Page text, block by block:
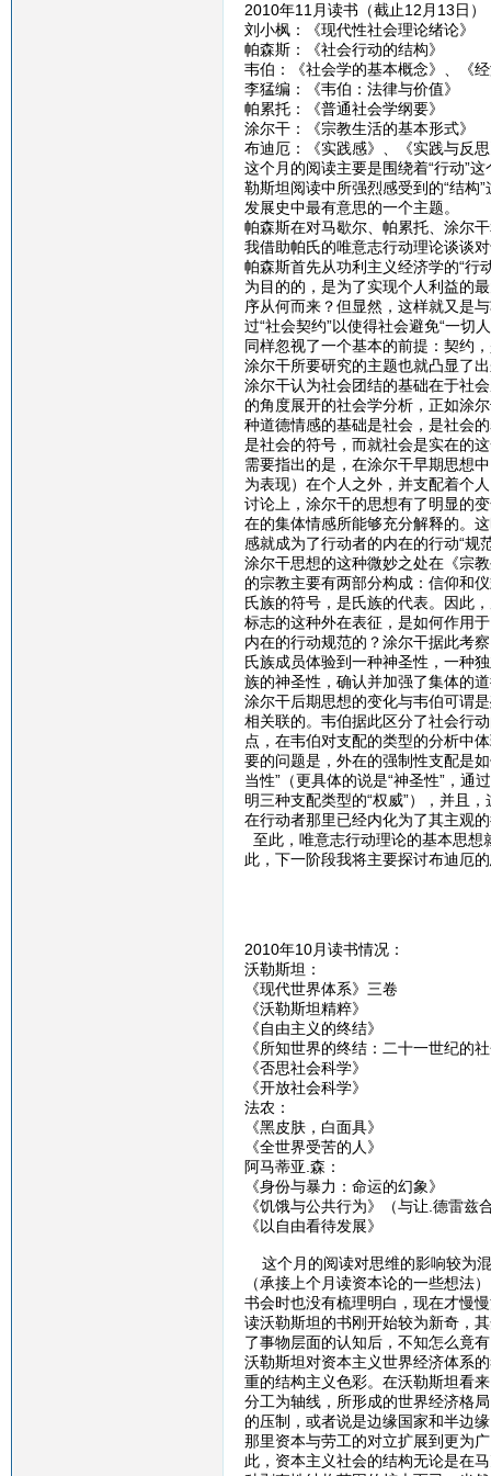
2010年11月读书（截止12月13日）
刘小枫：《现代性社会理论绪论》
帕森斯：《社会行动的结构》
韦伯：《社会学的基本概念》、《
李猛编：《韦伯：法律与价值》
帕累托：《普通社会学纲要》
涂尔干：《宗教生活的基本形式》
布迪厄：《实践感》、《实践与反
这个月的阅读主要是围绕着“行动”
勒斯坦阅读中所强烈感受到的“结构
发展史中最有意思的一个主题。
帕森斯在对马歇尔、帕累托、涂尔
我借助帕氏的唯意志行动理论谈谈
帕森斯首先从功利主义经济学的“行
为目的的，是为了实现个人利益的
序从何而来？但显然，这样就又是
过“社会契约”以使得社会避免“一切
同样忽视了一个基本的前提：契约
涂尔干所要研究的主题也就凸显了
涂尔干认为社会团结的基础在于社
的角度展开的社会学分析，正如涂
种道德情感的基础是社会，是社会
是社会的符号，而就社会是实在的
需要指出的是，在涂尔干早期思想
为表现）在个人之外，并支配着个
讨论上，涂尔干的思想有了明显的
在的集体情感所能够充分解释的。
感就成为了行动者的内在的行动“规
涂尔干思想的这种微妙之处在《宗
的宗教主要有两部分构成：信仰和
氏族的符号，是氏族的代表。因此
标志的这种外在表征，是如何作用
内在的行动规范的？涂尔干据此考
氏族成员体验到一种神圣性，一种
族的神圣性，确认并加强了集体的
涂尔干后期思想的变化与韦伯可谓
相关联的。韦伯据此区分了社会行
点，在韦伯对支配的类型的分析中
要的问题是，外在的强制性支配是
当性”（更具体的说是“神圣性”，通
明三种支配类型的“权威”），并且
在行动者那里已经内化为了其主观
至此，唯意志行动理论的基本思
此，下一阶段我将主要探讨布迪厄
2010年10月读书情况：
沃勒斯坦：
《现代世界体系》三卷
《沃勒斯坦精粹》
《自由主义的终结》
《所知世界的终结：二十一世纪的
《否思社会科学》
《开放社会科学》
法农：
《黑皮肤，白面具》
《全世界受苦的人》
阿马蒂亚.森：
《身份与暴力：命运的幻象》
《饥饿与公共行为》（与让.德雷兹
《以自由看待发展》
这个月的阅读对思维的影响较为
（承接上个月读资本论的一些想法
书会时也没有梳理明白，现在才慢
读沃勒斯坦的书刚开始较为新奇，
了事物层面的认知后，不知怎么竟
沃勒斯坦对资本主义世界经济体系
重的结构主义色彩。在沃勒斯坦看
分工为轴线，所形成的世界经济格
的压制，或者说是边缘国家和半边
那里资本与劳工的对立扩展到更为
此，资本主义社会的结构无论是在